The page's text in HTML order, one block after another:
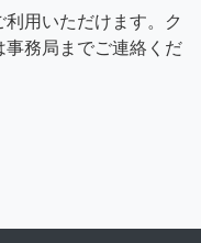
用いただけます。ク
事務局までご連絡くだ